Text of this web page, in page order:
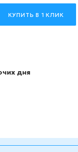
КУПИТЬ В 1 КЛИК
дня